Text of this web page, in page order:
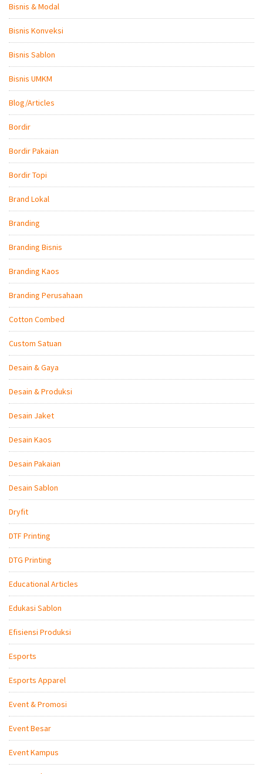
Bisnis & Modal
Bisnis Konveksi
Bisnis Sablon
Bisnis UMKM
Blog/Articles
Bordir
Bordir Pakaian
Bordir Topi
Brand Lokal
Branding
Branding Bisnis
Branding Kaos
Branding Perusahaan
Cotton Combed
Custom Satuan
Desain & Gaya
Desain & Produksi
Desain Jaket
Desain Kaos
Desain Pakaian
Desain Sablon
Dryfit
DTF Printing
DTG Printing
Educational Articles
Edukasi Sablon
Efisiensi Produksi
Esports
Esports Apparel
Event & Promosi
Event Besar
Event Kampus